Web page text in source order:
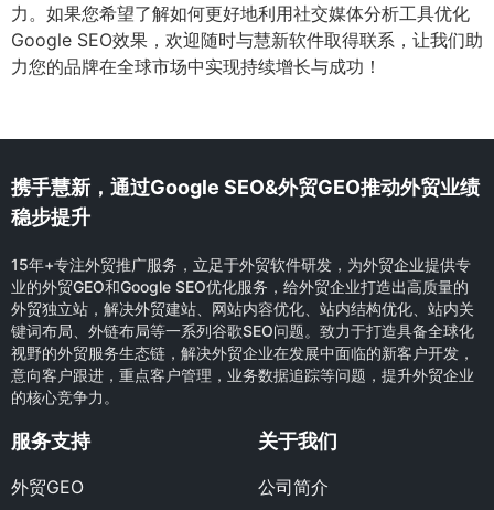
力。如果您希望了解如何更好地利用社交媒体分析工具优化
Google SEO效果，欢迎随时与慧新软件取得联系，让我们助
力您的品牌在全球市场中实现持续增长与成功！
携手慧新，通过Google SEO&外贸GEO推动外贸业绩
稳步提升
15年+专注外贸推广服务，立足于外贸软件研发，为外贸企业提供专
业的外贸GEO和Google SEO优化服务，给外贸企业打造出高质量的
外贸独立站，解决外贸建站、网站内容优化、站内结构优化、站内关
键词布局、外链布局等一系列谷歌SEO问题。致力于打造具备全球化
视野的外贸服务生态链，解决外贸企业在发展中面临的新客户开发，
意向客户跟进，重点客户管理，业务数据追踪等问题，提升外贸企业
的核心竞争力。
服务支持
外贸GEO
关于我们
公司简介